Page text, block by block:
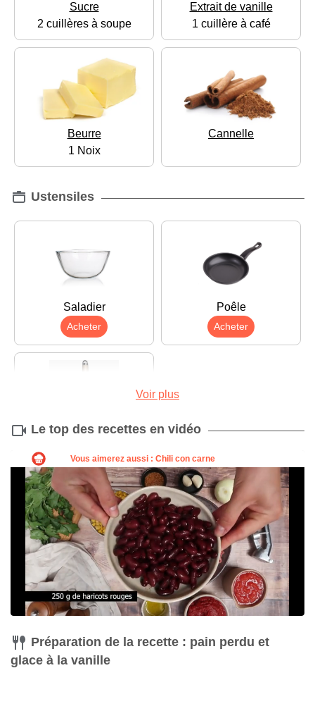
Sucre
2 cuillères à soupe
Extrait de vanille
1 cuillère à café
Beurre
1 Noix
Cannelle
Ustensiles
Saladier
Acheter
Poêle
Acheter
Acheter
Voir plus
Le top des recettes en vidéo
Préparation de la recette : pain perdu et
glace à la vanille